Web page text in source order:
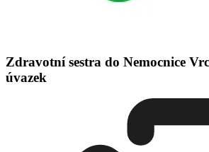
Zdravotní sestra do Nemocnice
úvazek